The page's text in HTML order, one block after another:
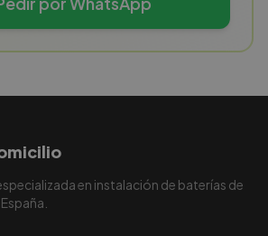
en instalación de baterías de